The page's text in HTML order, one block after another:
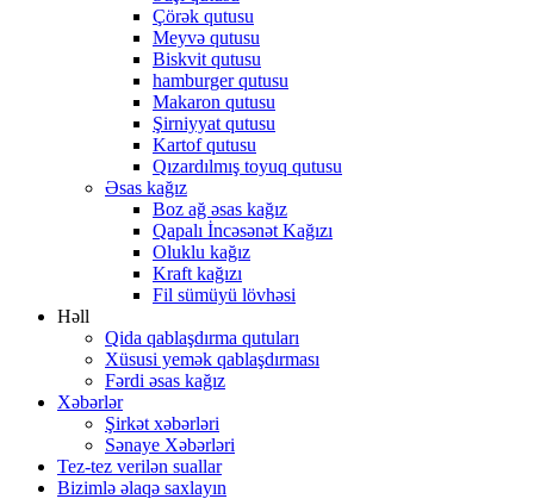
Çörək qutusu
Meyvə qutusu
Biskvit qutusu
hamburger qutusu
Makaron qutusu
Şirniyyat qutusu
Kartof qutusu
Qızardılmış toyuq qutusu
Əsas kağız
Boz ağ əsas kağız
Qapalı İncəsənət Kağızı
Oluklu kağız
Kraft kağızı
Fil sümüyü lövhəsi
Həll
Qida qablaşdırma qutuları
Xüsusi yemək qablaşdırması
Fərdi əsas kağız
Xəbərlər
Şirkət xəbərləri
Sənaye Xəbərləri
Tez-tez verilən suallar
Bizimlə əlaqə saxlayın